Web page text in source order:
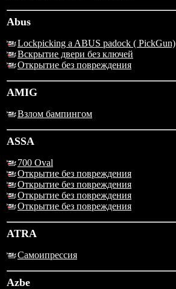
Abus
Lockpicking a ABUS padock ( PickGun)
Вскрытие двери без ключей
Открытие без повреждения
AMIG
Взлом бампингом
ASSA
700 Oval
Открытие без повреждения
Открытие без повреждения
Открытие без повреждения
Открытие без повреждения
ATRA
Самоипрессия
Azbe